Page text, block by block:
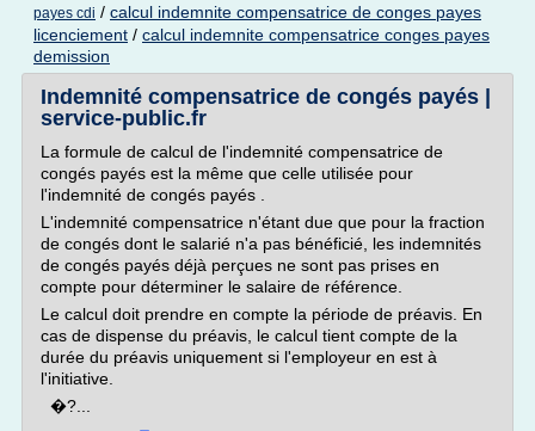
payes cdi / calcul indemnite compensatrice de conges payes
licenciement / calcul indemnite compensatrice conges payes
demission
Indemnité compensatrice de congés payés |
service-public.fr
La formule de calcul de l'indemnité compensatrice de
congés payés est la même que celle utilisée pour
l'indemnité de congés payés .
L'indemnité compensatrice n'étant due que pour la fraction
de congés dont le salarié n'a pas bénéficié, les indemnités
de congés payés déjà perçues ne sont pas prises en
compte pour déterminer le salaire de référence.
Le calcul doit prendre en compte la période de préavis. En
cas de dispense du préavis, le calcul tient compte de la
durée du préavis uniquement si l'employeur en est à
l'initiative.
�?...